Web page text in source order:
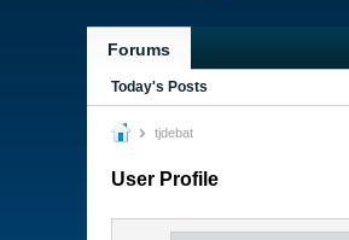
Forums
Today's Posts
tjdebat
User Profile